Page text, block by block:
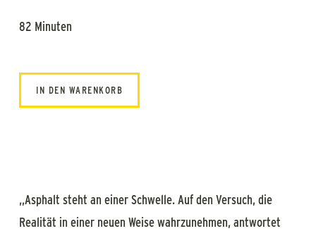
82 Minuten
IN DEN WARENKORB
„Asphalt steht an einer Schwelle. Auf den Versuch, die
Realität in einer neuen Weise wahrzunehmen, antwortet